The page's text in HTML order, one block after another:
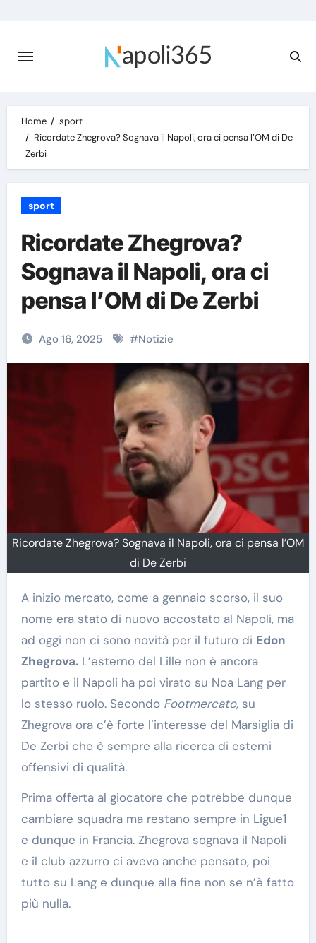
content
Home
sport
Ricordate Zhegrova? Sognava il Napoli, ora ci pensa l’OM di De
Zerbi
sport
Ricordate Zhegrova?
Sognava il Napoli, ora ci
pensa l’OM di De Zerbi
Ago 16, 2025 #Notizie
Ricordate Zhegrova? Sognava il Napoli, ora ci pensa l’OM
di De Zerbi
A inizio mercato, come a gennaio scorso, il suo
nome era stato di nuovo accostato al Napoli, ma
ad oggi non ci sono novità per il futuro di Edon
Zhegrova.L’esterno del Lille non è ancora
partito e il Napoli ha poi virato su Noa Lang per
lo stesso ruolo. Secondo Footmercato, su
Zhegrova ora c’è forte l’interesse del Marsiglia di
De Zerbi che è sempre alla ricerca di esterni
offensivi di qualità.
Prima offerta al giocatore che potrebbe dunque
cambiare squadra ma restano sempre in Ligue1
e dunque in Francia. Zhegrova sognava il Napoli
e il club azzurro ci aveva anche pensato, poi
tutto su Lang e dunque alla fine non se n’è fatto
più nulla.